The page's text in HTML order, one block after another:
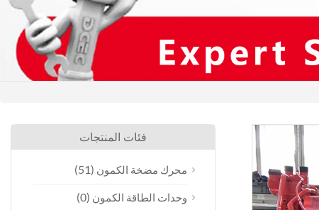
فئات المنتجات
محرك مضخة الكمون (51)
وحدات الطاقة الكمون (0)